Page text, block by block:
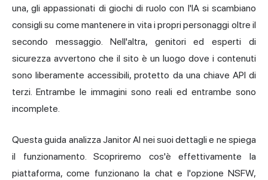
una, gli appassionati di giochi di ruolo con l'IA si scambiano
consigli su come mantenere in vita i propri personaggi oltre il
secondo messaggio. Nell'altra, genitori ed esperti di
sicurezza avvertono che il sito è un luogo dove i contenuti
sono liberamente accessibili, protetto da una chiave API di
terzi. Entrambe le immagini sono reali ed entrambe sono
incomplete.
Questa guida analizza Janitor AI nei suoi dettagli e ne spiega
il funzionamento. Scopriremo cos'è effettivamente la
piattaforma, come funzionano la chat e l'opzione NSFW,